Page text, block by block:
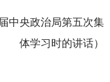
中央政治局第五次集
体学习时的讲话）